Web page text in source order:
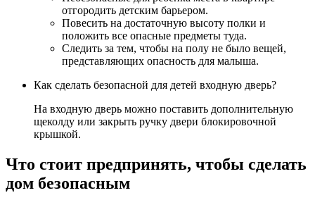
отгородить детским барьером.
Повесить на достаточную высоту полки и
положить все опасные предметы туда.
Следить за тем, чтобы на полу не было вещей,
представляющих опасность для малыша.
Как сделать безопасной для детей входную дверь?
На входную дверь можно поставить дополнительную
щеколду или закрыть ручку двери блокировочной
крышкой.
Что стоит предпринять, чтобы сделать
дом безопасным